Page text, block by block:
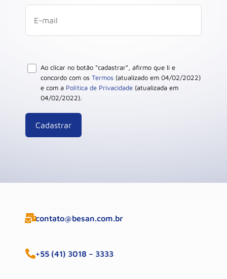
Ao clicar no botão “cadastrar”, afirmo que li e
concordo com os Termos (atualizado em 04/02/2022)
e com a Política de Privacidade (atualizada em
04/02/2022).
contato@besan.com.br
+55 (41) 3018 – 3333